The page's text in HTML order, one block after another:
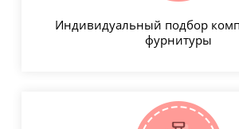
Индивидуальный подбор
фурнитуры